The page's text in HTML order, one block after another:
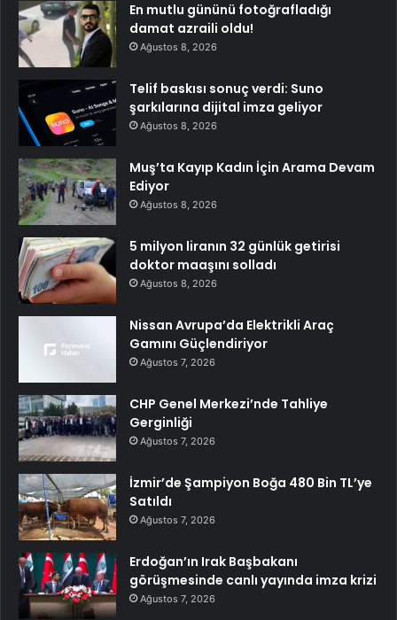
En mutlu gününü fotoğrafladığı
damat azraili oldu!
Ağustos 8, 2026
Telif baskısı sonuç verdi: Suno
şarkılarına dijital imza geliyor
Ağustos 8, 2026
Muş’ta Kayıp Kadın İçin Arama Devam
Ediyor
Ağustos 8, 2026
5 milyon liranın 32 günlük getirisi
doktor maaşını solladı
Ağustos 8, 2026
Nissan Avrupa’da Elektrikli Araç
Gamını Güçlendiriyor
Ağustos 7, 2026
CHP Genel Merkezi’nde Tahliye
Gerginliği
Ağustos 7, 2026
İzmir’de Şampiyon Boğa 480 Bin TL’ye
Satıldı
Ağustos 7, 2026
Erdoğan’ın Irak Başbakanı
görüşmesinde canlı yayında imza krizi
Ağustos 7, 2026